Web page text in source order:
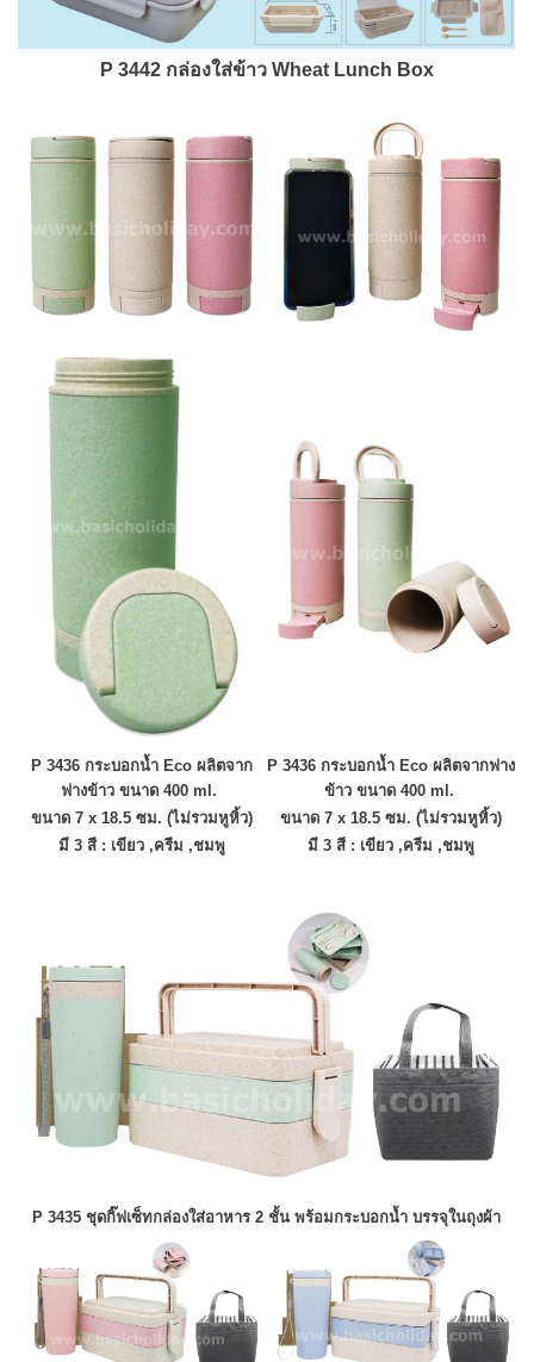
P 3442 กล่องใส่ข้าว Wheat Lunch Box
P 3436 กระบอกน้ำ Eco ผลิตจาก
ฟางข้าวขนาด 400 ml.
P3436 กระบอกน้ำ Ecoผลิตจากฟาง
ข้าว ขนาด 400 ml.
ขนาด 7 x 18.5 ซม. (ไม่รวมหูหิ้ว) ขนาด7 x 18.5 ซม. (ไม่รวมหูหิ้ว)
มี 3 สี : เขียว ,ครีม ,ชมพู
มี 3 สี : เขียว ,ครีม ,ชมพู
P3435 ชุดกิ๊ฟเซ็ทกล่องใส่อาหาร 2 ชั้น พร้อมกระบอกน้ำ บรรจุในถุงผ้า